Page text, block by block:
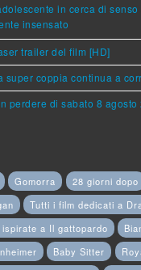
in cerca di
insensato
trailer del film [HD]
super coppia continua a
perdere di sabato 8 agosto
Gomorra
28 giorni dopo
Tutti i film dedicati a
a Il gattopardo
Baby Sitter